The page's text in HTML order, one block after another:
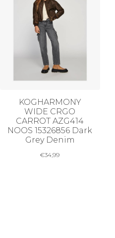
KOGHARMONY
WIDE CRGO
CARROT AZG414
NOOS 15326856 Dark
Grey Denim
€34,99